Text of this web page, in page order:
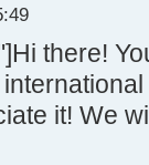
there!
it! We